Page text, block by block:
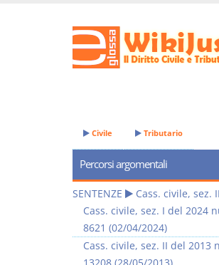
Civile Tributario
Percorsi argomentali
SENTENZE
Cass. civile, sez. II
Cass. civile, sez. I del 2024
8621 (02/04/2024)
Cass. civile, sez. II del 2013